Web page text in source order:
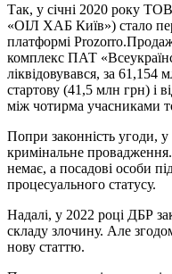
Так, у січні 2020 року
«ОІЛ ХАБ Київ») стало
платформі
комплекс ПАТ
ліквідовувався, за
стартову (41,5 млн грн) і
між чотирма учасниками
Попри законність угоди, у
кримінальне
немає, а посадові особи
процесуального статусу.
Надалі, у 2022 році ДБР
складу злочину. Але
нову статтю.